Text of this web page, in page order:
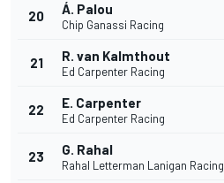
20 Á. Palou
Chip Ganassi Racing
21 R. van Kalmthout
Ed Carpenter Racing
22 E. Carpenter
Ed Carpenter Racing
23 G. Rahal
Rahal Letterman Lanigan Racing